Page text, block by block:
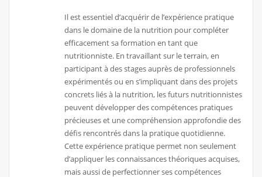
Il est essentiel d’acquérir de l’expérience pratique
dans le domaine de la nutrition pour compléter
efficacement sa formation en tant que
nutritionniste. En travaillant sur le terrain, en
participant à des stages auprès de professionnels
expérimentés ou en s’impliquant dans des projets
concrets liés à la nutrition, les futurs nutritionnistes
peuvent développer des compétences pratiques
précieuses et une compréhension approfondie des
défis rencontrés dans la pratique quotidienne.
Cette expérience pratique permet non seulement
d’appliquer les connaissances théoriques acquises,
mais aussi de perfectionner ses compétences